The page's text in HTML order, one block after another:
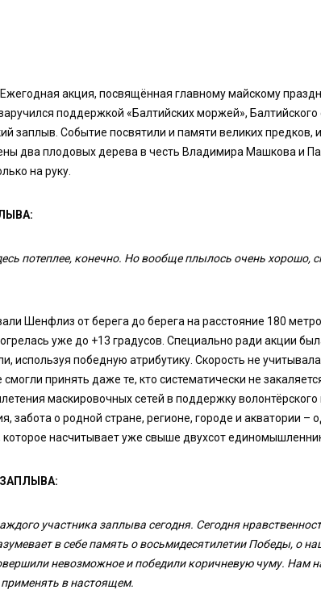
акция, посвящённая главному майскому
поддержкой «Балтийских моржей»,
заплыв. Событие посвятили и памяти великих
два плодовых дерева в честь Владимира Машкова и
на руку.
потеплее, конечно. Но вообще плылось очень хорошо,
Шенфлиз от берега до берега на расстояние 180
уже до +13 градусов. Специально ради акции
используя победную атрибутику. Скорость не
принять даже те, кто систематически не
маскировочных сетей в поддержку
забота о родной стране, регионе, городе и акватории –
насчитывает уже свыше двухсот
участника заплыва сегодня. Сегодня
в себе память о восьмидесятилетии Победы, о
невозможное и победили коричневую чуму. Нам
в настоящем.